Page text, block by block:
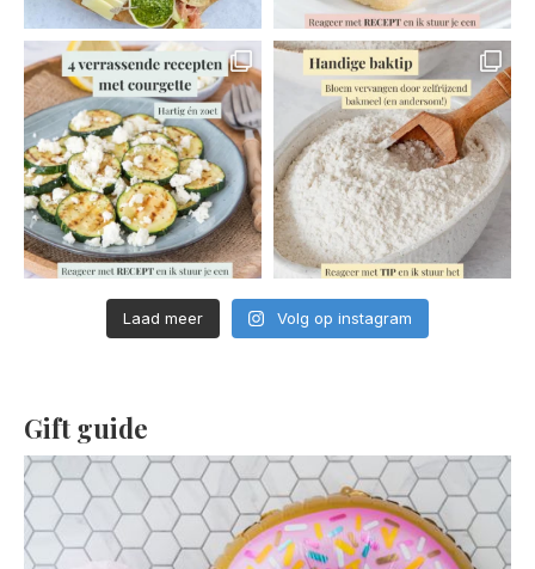
Laad meer Volg op instagram
Gift guide